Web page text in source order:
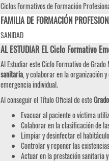
Ciclos Formativos de Formación
FAMILIA DE FORMACIÓN
SANIDAD
AL ESTUDIAR EL Ciclo Formativo
Al Estudiar este Ciclo Formativo de
sanitaria, y colaborar en la organización
emergencia individual.
Al conseguir el Título Oficial de este
Evacuar al paciente o víctima
Colaborar en la clasificación de
Limpiar y desinfectar el
Controlar y reponer las
Actuar en la prestación sanitaria